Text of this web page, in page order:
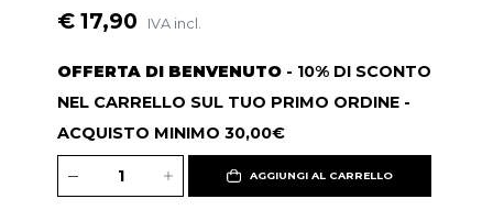
€ 17,90 IVA incl.
OFFERTA DI BENVENUTO - 10% DI SCONTO
NEL CARRELLO SUL TUO PRIMO ORDINE -
ACQUISTO MINIMO 30,00€
AGGIUNGI AL CARRELLO